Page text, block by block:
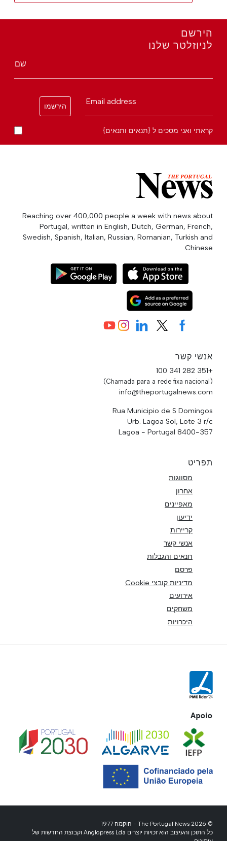
הירשם
לניוזלטר שלנו
שם
Email address
הירשמו
קראתי ואני מסכים ל {תנאים ותנאים}
Reaching over 400,000 people a week with news about
Portugal, written in English, Dutch, German, French,
Swedish, Spanish, Italian, Russian, Romanian, Turkish and
Chinese.
אנשי קשר
+351 282 341 100
(Chamada para a rede fixa nacional)
info@theportugalnews.com
Rua Municipio de S Domingos
Urb. Lagoa Sol, Lote 3 r/c
8400-357 Lagoa - Portugal
תפריט
מסווגות
אחרון
מאפיינים
ידיעון
קריירות
אנשי קשר
תנאים והגבלות
פרסם
מדיניות קובצי Cookie
אירועים
משחקים
היכרויות
Apoio
© 2026 The Portugal News - הוקמה 1977
כל התוכן והעיצוב הוא זכויות יוצרים Anglopress Lda וקבוצת החדשות של